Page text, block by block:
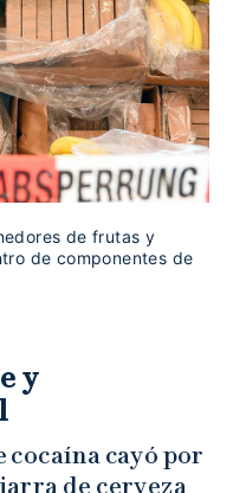
de frutas y
de componentes de
y
cocaína cayó por
de cerveza